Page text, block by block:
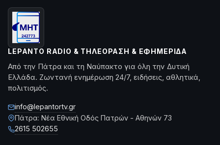
LEPANTO RADIO & ΤΗΛΕΌΡΑΣΗ & ΕΦΗΜΕΡΊΔΑ
Από την Πάτρα και τη Ναύπακτο για όλη την Δυτική
Ελλάδα. Ζωντανή ενημέρωση 24/7, ειδήσεις, αθλητικά,
πολιτισμός.
info@lepantortv.gr
Πάτρα: Νέα Εθνική Οδός Πατρών - Αθηνών 73
2615 502655